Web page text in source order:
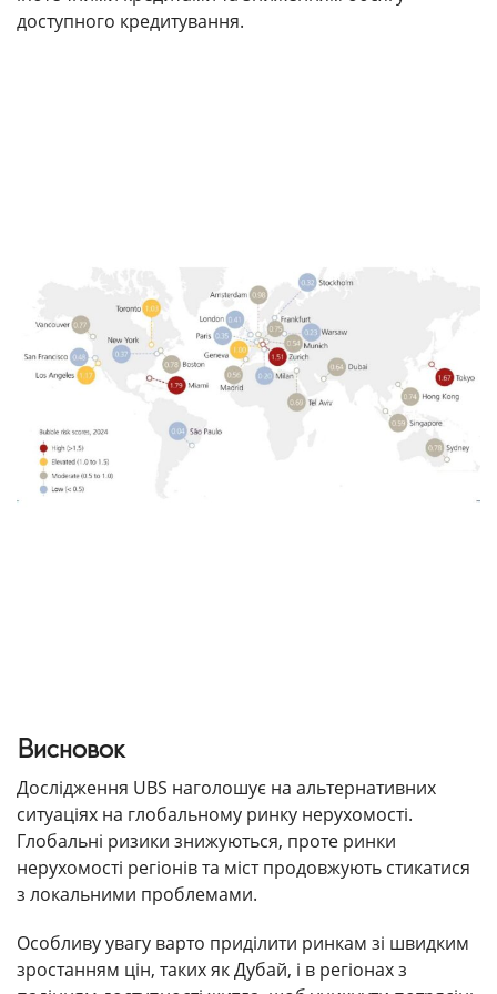
доступного кредитування.
Висновок
Дослідження UBS наголошує на альтернативних
ситуаціях на глобальному ринку нерухомості.
Глобальні ризики знижуються, проте ринки
нерухомості регіонів та міст продовжують стикатися
з локальними проблемами.
Особливу увагу варто приділити ринкам зі швидким
зростанням цін, таких як Дубай, і в регіонах з